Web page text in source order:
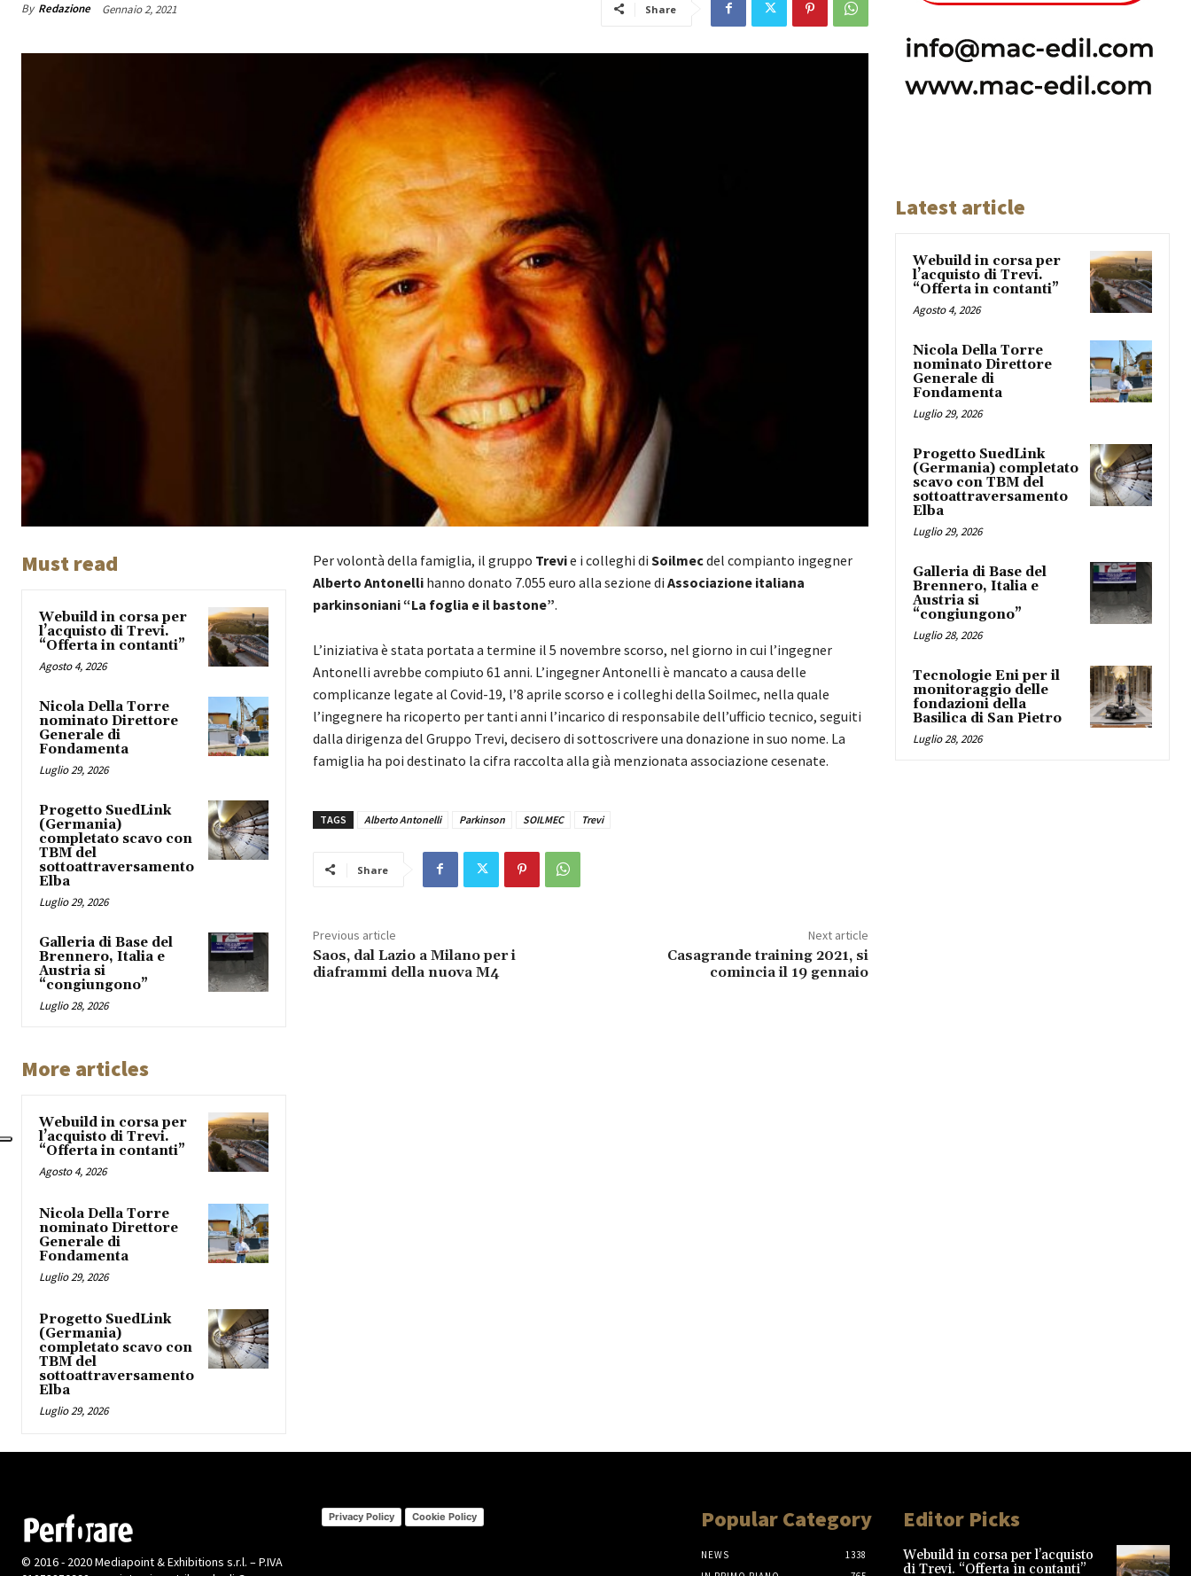
By Redazione Gennaio 2, 2021 Share
Must read
Webuild in corsa per
l’acquisto di Trevi.
“Offerta in contanti”
Agosto 4, 2026
Nicola Della Torre
nominato Direttore
Generale di
Fondamenta
Luglio 29, 2026
Progetto SuedLink
(Germania)
completato scavo con
TBM del
sottoattraversamento
Elba
Luglio 29, 2026
Galleria di Base del
Brennero, Italia e
Austria si
“congiungono”
Luglio 28, 2026
Per volontà della famiglia, il gruppo Trevie i colleghi di Soilmecdel compianto ingegner
Alberto Antonellihanno donato 7.055 euro alla sezione di Associazione italiana
parkinsoniani “La foglia e il bastone”.
L’iniziativa è stata portata a termine il 5 novembre scorso, nel giorno in cui l’ingegner
Antonelli avrebbe compiuto 61 anni. L’ingegner Antonelli è mancato a causa delle
complicanze legate al Covid-19, l’8 aprile scorso e i colleghi della Soilmec, nella quale
l’ingegnere ha ricoperto per tanti anni l’incarico di responsabile dell’ufficio tecnico, seguiti
dalla dirigenza del Gruppo Trevi, decisero di sottoscrivere una donazione in suo nome. La
famiglia ha poi destinato la cifra raccolta alla già menzionata associazione cesenate.
TAGS Alberto Antonelli Parkinson SOILMEC Trevi
Share
Previous article
Saos, dal Lazio a Milano per i
diaframmi della nuova M4
Next article
Casagrande training 2021, si
comincia il 19 gennaio
More articles
Webuild in corsa per
l’acquisto di Trevi.
“Offerta in contanti”
Agosto 4, 2026
Nicola Della Torre
nominato Direttore
Generale di
Fondamenta
Luglio 29, 2026
Progetto SuedLink
(Germania)
completato scavo con
TBM del
sottoattraversamento
Elba
Luglio 29, 2026
Latest article
Webuild in corsa per
l’acquisto di Trevi.
“Offerta in contanti”
Agosto 4, 2026
Nicola Della Torre
nominato Direttore
Generale di
Fondamenta
Luglio 29, 2026
Progetto SuedLink
(Germania) completato
scavo con TBM del
sottoattraversamento
Elba
Luglio 29, 2026
Galleria di Base del
Brennero, Italia e
Austria si
“congiungono”
Luglio 28, 2026
Tecnologie Eni per il
monitoraggio delle
fondazioni della
Basilica di San Pietro
Luglio 28, 2026
© 2016 - 2020 Mediapoint & Exhibitions s.r.l. – P.IVA
Privacy Policy Cookie Policy Popular Category
NEWS
1338
Editor Picks
Webuild in corsa per l’acquisto
di Trevi. “Offerta in contanti”